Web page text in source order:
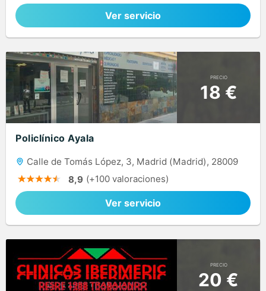
Ver servicio
PRECIO
18 €
Policlínico Ayala
Calle de Tomás López, 3, Madrid (Madrid), 28009
8,9 (+100 valoraciones)
Ver servicio
PRECIO
20 €